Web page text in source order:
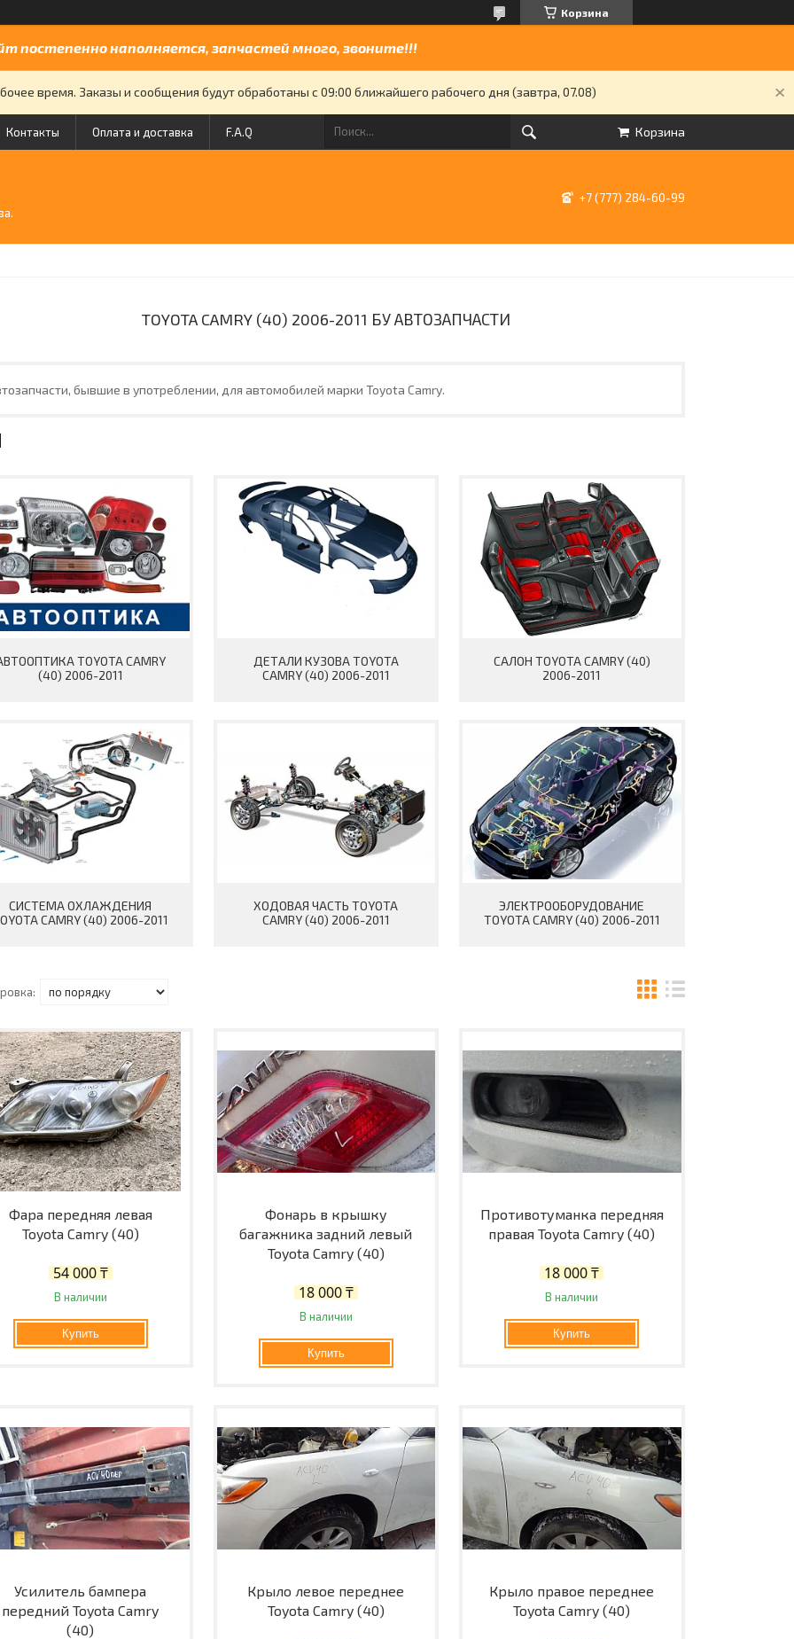
Корзина
постепенно наполняется, запчастей много, звоните!!!
время. Заказы и сообщения будут обработаны с 09:00 ближайшего рабочего дня (завтра, 07.08)
Контакты Оплата и доставка F.A.Q Корзина
+7 (777) 284-60-99
TOYOTA CAMRY (40) 2006-2011 БУ АВТОЗАПЧАСТИ
бывшие в употреблении, для автомобилей марки Toyota Camry.
TOYOTA CAMRY
(40) 2006-2011
ДЕТАЛИ КУЗОВА TOYOTA
CAMRY (40) 2006-2011
САЛОН TOYOTA CAMRY (40)
2006-2011
СИСТЕМА ОХЛАЖДЕНИЯ
CAMRY (40) 2006-2011
ХОДОВАЯ ЧАСТЬ TOYOTA
CAMRY (40) 2006-2011
ЭЛЕКТРООБОРУДОВАНИЕ
TOYOTA CAMRY (40) 2006-2011
Фара передняя левая
Toyota Camry (40)
54 000 ₸
В наличии
Купить
Фонарь в крышку
багажника задний левый
Toyota Camry (40)
18 000 ₸
В наличии
Купить
Противотуманка передняя
правая Toyota Camry (40)
18 000 ₸
В наличии
Купить
Усилитель бампера
передний Toyota Camry
(40)
Крыло левое переднее
Toyota Camry (40)
Крыло правое переднее
Toyota Camry (40)